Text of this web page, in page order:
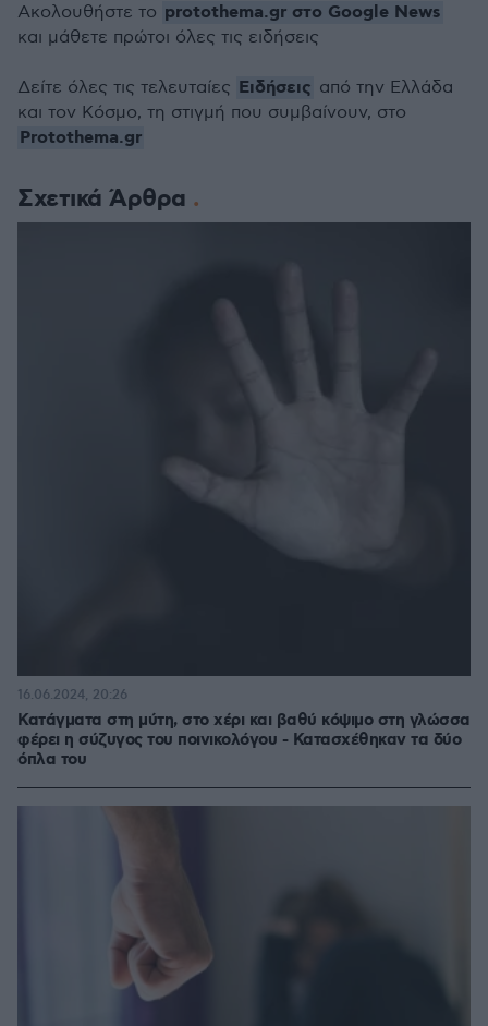
Σχετικά Άρθρα
Κατάγματα στη μύτη, στο χέρι και βαθύ κόψιμο στη γλώσσα
φέρει η σύζυγος του ποινικολόγου - Κατασχέθηκαν τα δύο
όπλα του
16.06.2024, 20:26
Ακολουθήστε το protothema.gr στο Google News
και μάθετε πρώτοι όλες τις ειδήσεις
Δείτε όλες τις τελευταίες Ειδήσεις από την Ελλάδα
και τον Κόσμο, τη στιγμή που συμβαίνουν, στο
Protothema.gr